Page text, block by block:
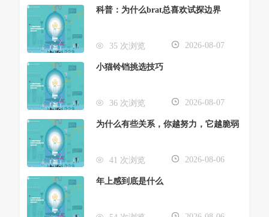
科普：为什么brat总喜欢试探边界
35 次浏览 2026-08-07
小猫铃铛挑选技巧
36 次浏览 2026-08-07
为什么有些关系，你越努力，它越脆弱
41 次浏览 2026-08-06
年上感到底是什么